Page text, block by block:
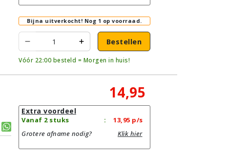
Bijna uitverkocht! Nog 1 op voorraad.
Bestellen
Vóór 22:00 besteld = Morgen in huis!
14,95
Extra voordeel
Vanaf 2 stuks : 13,95 p/s
Grotere afname nodig?
Klik hier